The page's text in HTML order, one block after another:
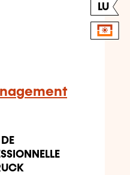
LU